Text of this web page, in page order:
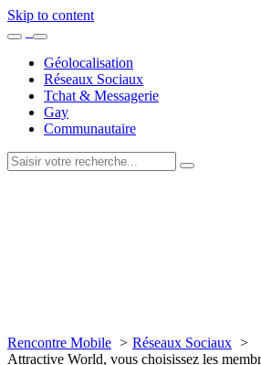
Skip to content
Géolocalisation
Réseaux Sociaux
Tchat & Messagerie
Gay
Communautaire
Rencontre Mobile
Réseaux Sociaux
Attractive World, vous choisissez les